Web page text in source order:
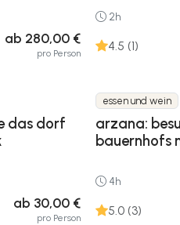
ab 280,00 €
pro Person
2h
4.5 (1)
das dorf
ab 30,00 €
pro Person
essen und wein
arzana:
bauernhofs
4h
5.0 (3)